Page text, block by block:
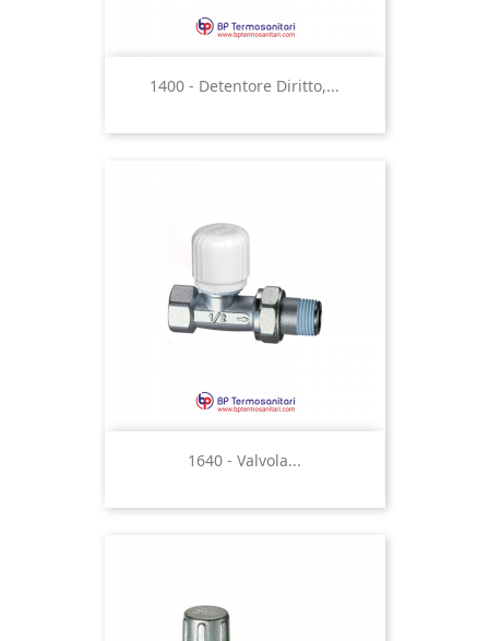
1400 - Detentore Diritto,...
1640 - Valvola...